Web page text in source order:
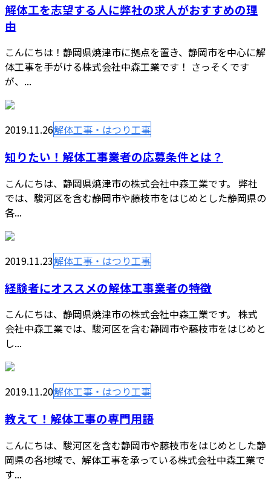
解体工を志望する人に弊社の求人がおすすめの理
由
こんにちは！静岡県焼津市に拠点を置き、静岡市を中心に解
体工事を手がける株式会社中森工業です！ さっそくです
が、...
2019.11.26解体工事・はつり工事
知りたい！解体工事業者の応募条件とは？
こんにちは、静岡県焼津市の株式会社中森工業です。 弊社
では、駿河区を含む静岡市や藤枝市をはじめとした静岡県の
各...
2019.11.23解体工事・はつり工事
経験者にオススメの解体工事業者の特徴
こんにちは、静岡県焼津市の株式会社中森工業です。 株式
会社中森工業では、駿河区を含む静岡市や藤枝市をはじめと
し...
2019.11.20解体工事・はつり工事
教えて！解体工事の専門用語
こんにちは、駿河区を含む静岡市や藤枝市をはじめとした静
岡県の各地域で、解体工事を承っている株式会社中森工業で
す...